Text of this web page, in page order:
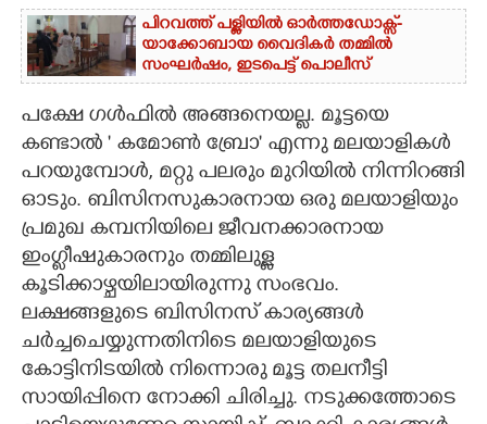
പിറവത്ത് പള്ളിയിൽ ഓർത്തഡോക്സ്-
യാക്കോബായ വൈദികർ തമ്മിൽ
സംഘർഷം, ഇടപെട്ട് പൊലീസ്
പക്ഷേ ഗൾഫിൽ അങ്ങനെയല്ല. മൂട്ടയെ
കണ്ടാൽ ' കമോൺ ബ്രോ' എന്നു മലയാളികൾ
പറയുമ്പോൾ, മറ്റു പലരും മുറിയിൽ നിന്നിറങ്ങി
ഓടും. ബിസിനസുകാരനായ ഒരു മലയാളിയും
പ്രമുഖ കമ്പനിയിലെ ജീവനക്കാരനായ
ഇംഗ്ലീഷുകാരനും തമ്മിലുള്ള
കൂടിക്കാഴ്ചയിലായിരുന്നു സംഭവം.
ലക്ഷങ്ങളുടെ ബിസിനസ് കാര്യങ്ങൾ
ചർച്ചചെയ്യുന്നതിനിടെ മലയാളിയുടെ
കോട്ടിനിടയിൽ നിന്നൊരു മൂട്ട തലനീട്ടി
സായിപ്പിനെ നോക്കി ചിരിച്ചു. നടുക്കത്തോടെ